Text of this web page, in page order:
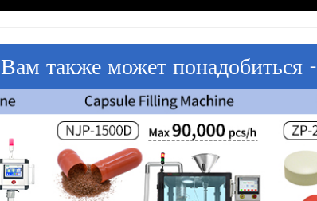
Вам также может понадобиться -